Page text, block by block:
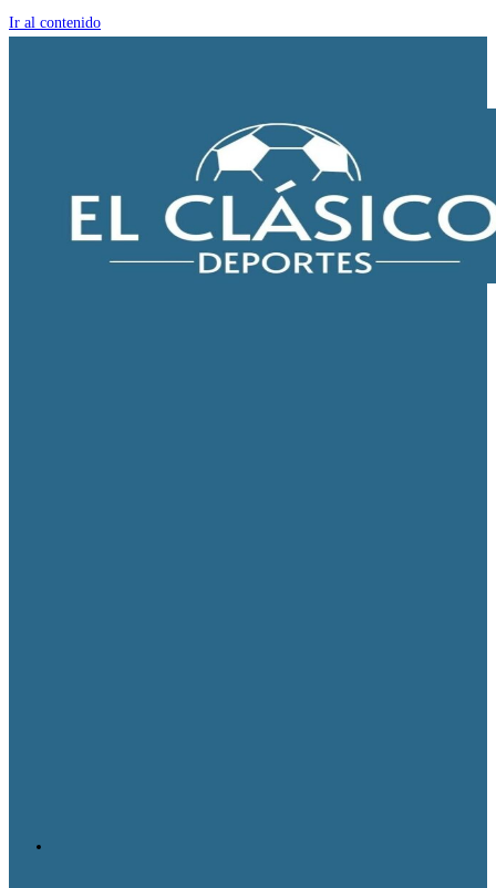
Ir al contenido